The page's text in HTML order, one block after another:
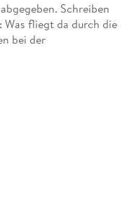
Schreiben
Was fliegt da durch die
bei der